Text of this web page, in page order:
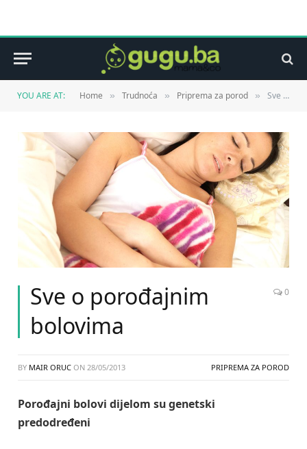
YOU ARE AT: Home » Trudnoća » Priprema za porod » Sve o porođajnim bolovima
Sve o porođajnim
bolovima
0
BY MAIR ORUC ON 28/05/2013 PRIPREMA ZA POROD
Porođajni bolovi dijelom su genetski
predodređeni